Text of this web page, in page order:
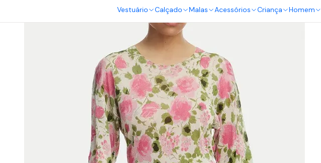
Vestuário Calçado Malas Acessórios Criança Homem